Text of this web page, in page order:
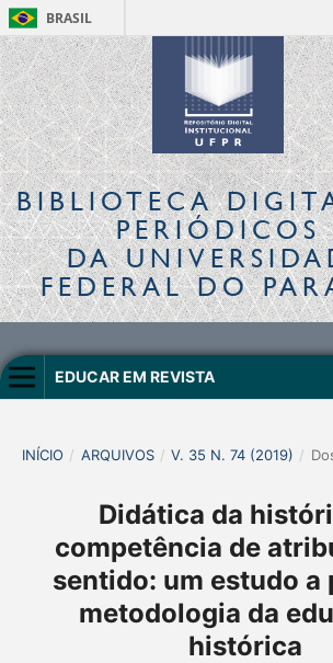
BRASIL
Acesso
BIBLIOTECA
PERIÓDICOS
DA
FEDERAL DO
EDUCAR EM REVISTA
INÍCIO / ARQUIVOS / V. 35 N. 74 (2019) /
Didática da
competência de
sentido: um estudo a
metodologia da
histórica